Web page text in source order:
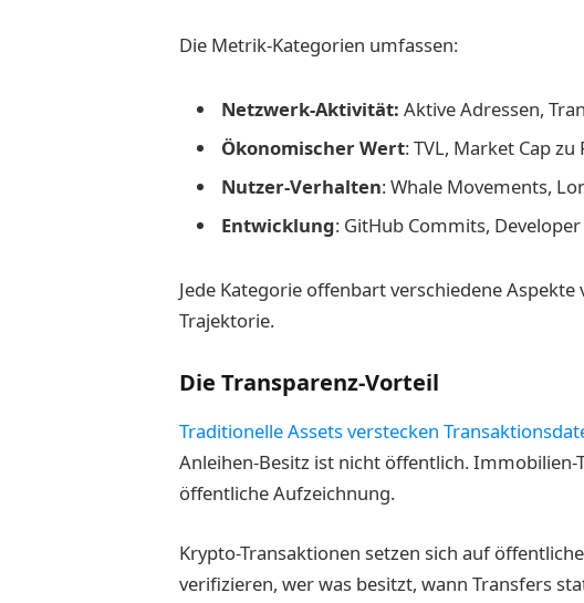
Die Metrik-Kategorien umfassen:
Netzwerk-Aktivität:Aktive Adressen,
Ökonomischer Wert: TVL, Market Cap zu
Nutzer-Verhalten: Whale Movements,
Entwicklung: GitHub Commits,
Jede Kategorie offenbart verschiedene
Trajektorie.
Die Transparenz-Vorteil
Traditionelle Assets verstecken
Anleihen-Besitz ist nicht öffentlich.
öffentliche Aufzeichnung.
Krypto-Transaktionen setzen sich auf
verifizieren, wer was besitzt, wann Transfers